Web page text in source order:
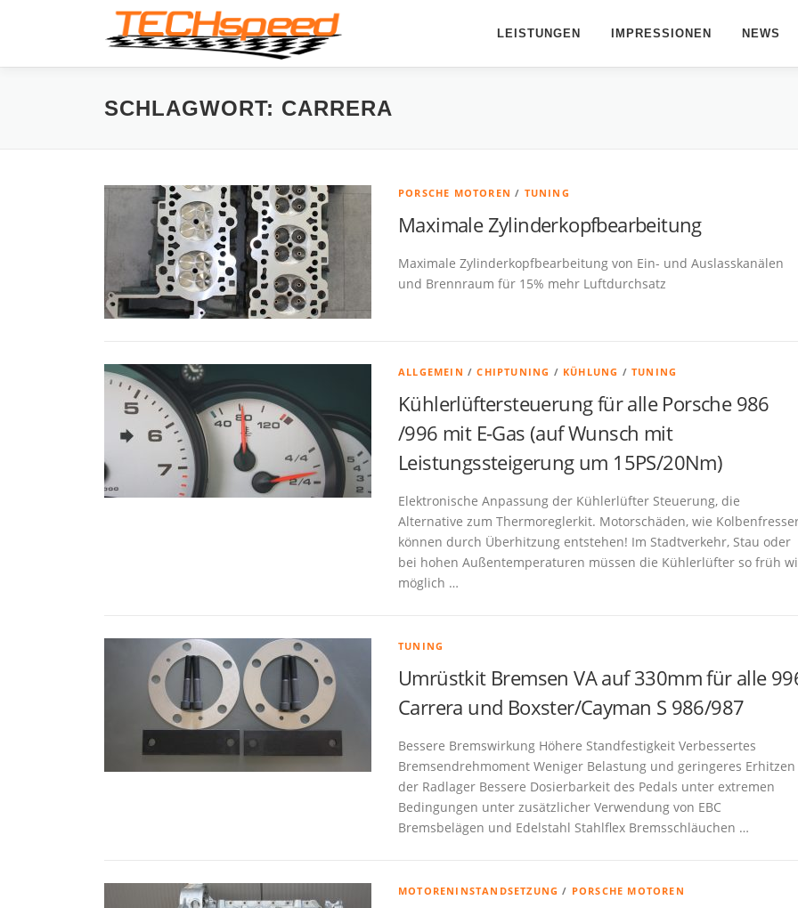
LEISTUNGEN IMPRESSIONEN NEWS
SCHLAGWORT: CARRERA
PORSCHE MOTOREN / TUNING
Maximale Zylinderkopfbearbeitung
Maximale Zylinderkopfbearbeitung von Ein- und Auslasskanälen
und Brennraum für 15% mehr Luftdurchsatz
ALLGEMEIN /CHIPTUNING / KÜHLUNG /TUNING
Kühlerlüftersteuerung für alle Porsche 986
/996 mit E-Gas (auf Wunsch mit
Leistungssteigerung um 15PS/20Nm)
Elektronische Anpassung der Kühlerlüfter Steuerung, die
Alternative zum Thermoreglerkit. Motorschäden, wie
können durch Überhitzung entstehen! Im Stadtverkehr, Stau oder
bei hohen Außentemperaturen müssen die Kühlerlüfter so früh
möglich …
TUNING
Umrüstkit Bremsen VA auf 330mm für alle
Carrera und Boxster/Cayman S 986/987
Bessere Bremswirkung Höhere Standfestigkeit Verbessertes
Bremsendrehmoment Weniger Belastung und geringeres Erhitzen
der Radlager Bessere Dosierbarkeit des Pedals unter extremen
Bedingungen unter zusätzlicher Verwendung von EBC
Bremsbelägen und Edelstahl Stahlflex Bremsschläuchen …
MOTORENINSTANDSETZUNG / PORSCHE MOTOREN